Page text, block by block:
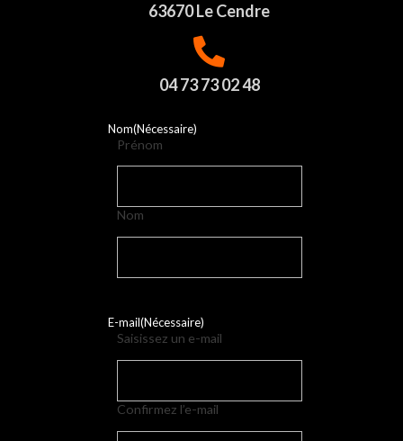
63670 Le Cendre
04 73 73 02 48
Nom(Nécessaire)
Prénom
Nom
E-mail(Nécessaire)
Saisissez un e-mail
Confirmez l’e-mail